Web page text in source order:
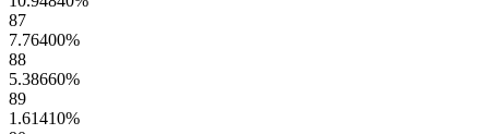
87
7.76400%
88
5.38660%
89
1.61410%